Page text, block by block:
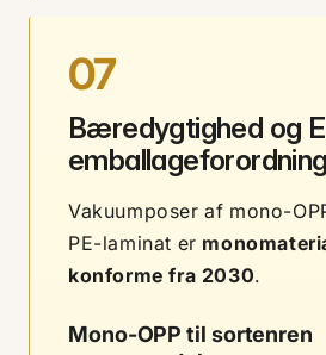
07
Bæredygtighed og
Vakuumposer af mono-
PE-laminat er
konforme fra 2030.
Mono-OPP til sortenren